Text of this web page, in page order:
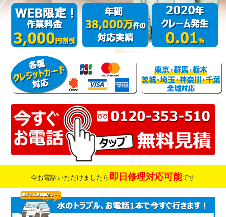
今お電話いただけましたら 即日修理対応可能です